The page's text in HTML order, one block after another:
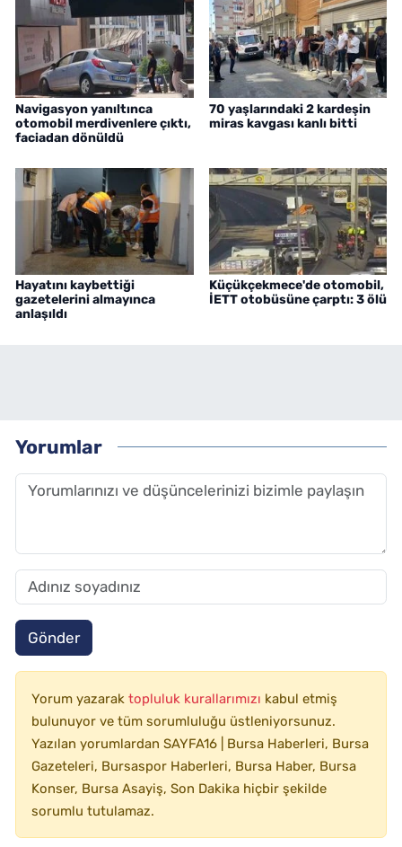
Navigasyon yanıltınca
otomobil merdivenlere çıktı,
faciadan dönüldü
70 yaşlarındaki 2 kardeşin
miras kavgası kanlı bitti
Hayatını kaybettiği
gazetelerini almayınca
anlaşıldı
Küçükçekmece'de otomobil,
İETT otobüsüne çarptı: 3 ölü
Yorumlar
Gönder
Yorum yazarak topluluk kurallarımızı kabul etmiş
bulunuyor ve tüm sorumluluğu üstleniyorsunuz.
Yazılan yorumlardan SAYFA16 | Bursa Haberleri, Bursa
Gazeteleri, Bursaspor Haberleri, Bursa Haber, Bursa
Konser, Bursa Asayiş, Son Dakika hiçbir şekilde
sorumlu tutulamaz.